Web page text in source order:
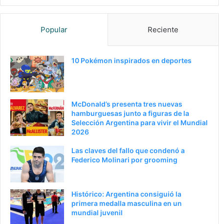
Popular Reciente
10 Pokémon inspirados en deportes
McDonald’s presenta tres nuevas
hamburguesas junto a figuras de la
Selección Argentina para vivir el Mundial
2026
Las claves del fallo que condenó a
Federico Molinari por grooming
Histórico: Argentina consiguió la
primera medalla masculina en un
mundial juvenil